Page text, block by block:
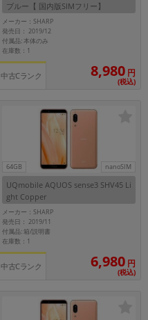
ブルー【 国内版SIMフリー】
メーカー：SHARP
発売日： 2019/12
付属品: 本体のみ
在庫数：1
中古Cランク 8,980 円
(税込)
64GB nanoSIM
UQmobile AQUOS sense3 SHV45 Li
ght Copper
メーカー：SHARP
発売日： 2019/11
付属品: 箱/説明書
在庫数：1
中古Cランク 6,980 円
(税込)
円
月 まで